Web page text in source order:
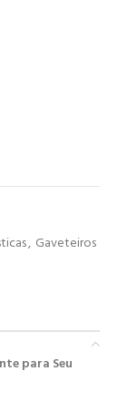
, Gaveteiros
para Seu